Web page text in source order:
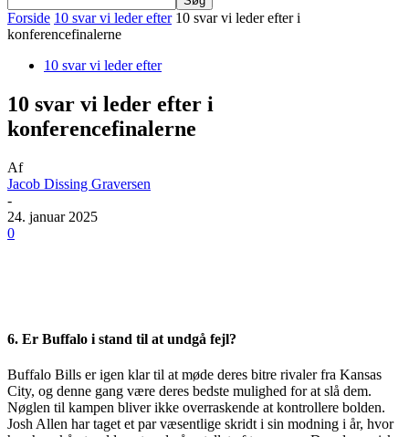
Forside 10 svar vi leder efter 10 svar vi leder efter i
konferencefinalerne
10 svar vi leder efter
10 svar vi leder efter i
konferencefinalerne
Af
Jacob Dissing Graversen
-
24. januar 2025
0
6. Er Buffalo i stand til at undgå fejl?
Buffalo Bills er igen klar til at møde deres bitre rivaler fra Kansas
City, og denne gang være deres bedste mulighed for at slå dem.
Nøglen til kampen bliver ikke overraskende at kontrollere bolden.
Josh Allen har taget et par væsentlige skridt i sin modning i år, hvor